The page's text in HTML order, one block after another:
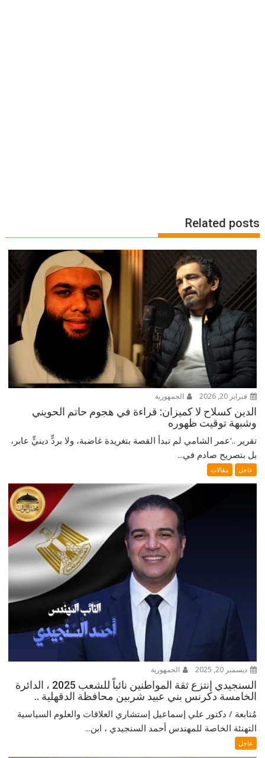
Related posts
فبراير 20, 2026 الجمهورية
الدين كسلاح لا كميزان: قراءة في هجوم حاتم الحويني
وشبهة توقيت ظهوره
تقرير ..‘عمر الشامي لم تبدأ القصة بتغريدة غاضبة، ولا بردٍّ دينيٍّ عابر،
بل بتصريح صادم في...
عاجل مقالات
ديسمبر 20, 2025 الجمهورية
السنجيدي إنتزع ثقة المواطنين نائباً للشعب 2025 ، الدائرة
الخامسة دكرنس بني عبيد شربين محافظة الدقهلية ..
مُتابعة / دكتور علي إسماعيل إستشاري العلاقات والعلوم السياسية
التهنئة الخاصة للمهندس أحمد السنجيدي ، ابن...
عاجل